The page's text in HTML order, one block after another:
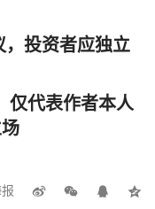
，投资者应独立
仅代表作者本人